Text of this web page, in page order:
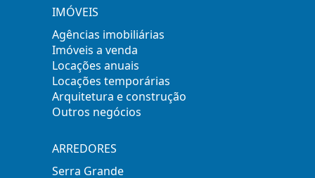
IMÓVEIS
Agências imobiliárias
Imóveis a venda
Locações anuais
Locações temporárias
Arquitetura e construção
Outros negócios
ARREDORES
Serra Grande